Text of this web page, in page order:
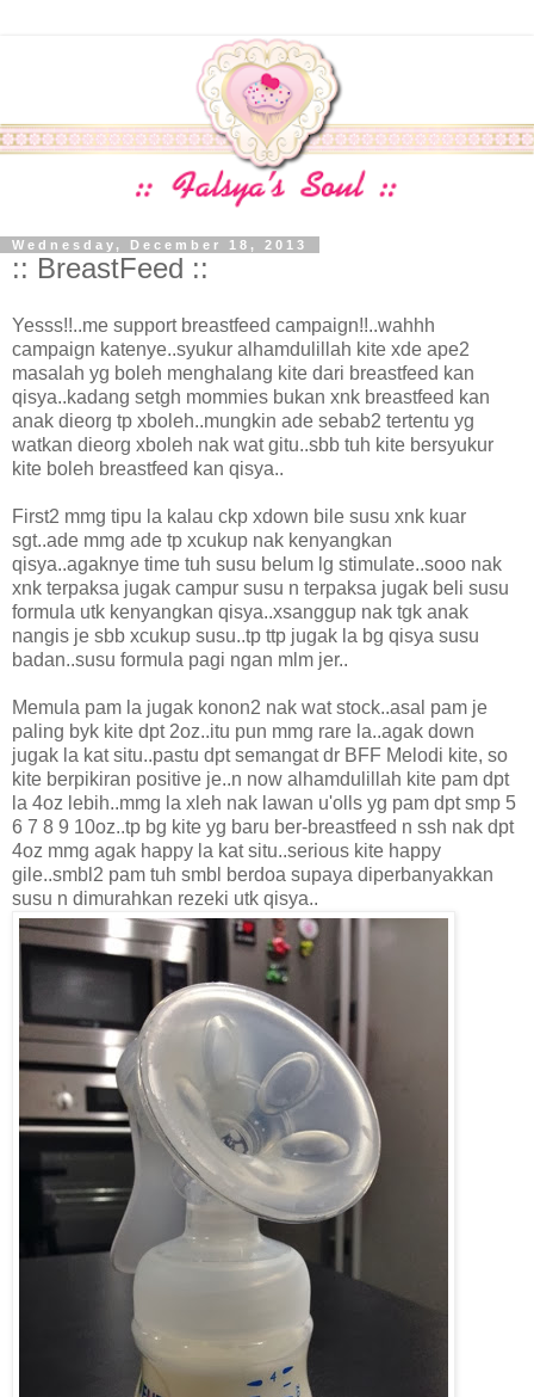
Wednesday, December 18, 2013
:: BreastFeed ::
Yesss!!..me support breastfeed campaign!!..wahhh
campaign katenye..syukur alhamdulillah kite xde ape2
masalah yg boleh menghalang kite dari breastfeed kan
qisya..kadang setgh mommies bukan xnk breastfeed kan
anak dieorg tp xboleh..mungkin ade sebab2 tertentu yg
watkan dieorg xboleh nak wat gitu..sbb tuh kite bersyukur
kite boleh breastfeed kan qisya..
First2 mmg tipu la kalau ckp xdown bile susu xnk kuar
sgt..ade mmg ade tp xcukup nak kenyangkan
qisya..agaknye time tuh susu belum lg stimulate..sooo nak
xnk terpaksa jugak campur susu n terpaksa jugak beli susu
formula utk kenyangkan qisya..xsanggup nak tgk anak
nangis je sbb xcukup susu..tp ttp jugak la bg qisya susu
badan..susu formula pagi ngan mlm jer..
Memula pam la jugak konon2 nak wat stock..asal pam je
paling byk kite dpt 2oz..itu pun mmg rare la..agak down
jugak la kat situ..pastu dpt semangat dr BFF Melodi kite, so
kite berpikiran positive je..n now alhamdulillah kite pam dpt
la 4oz lebih..mmg la xleh nak lawan u'olls yg pam dpt smp 5
6 7 8 9 10oz..tp bg kite yg baru ber-breastfeed n ssh nak dpt
4oz mmg agak happy la kat situ..serious kite happy
gile..smbl2 pam tuh smbl berdoa supaya diperbanyakkan
susu n dimurahkan rezeki utk qisya..